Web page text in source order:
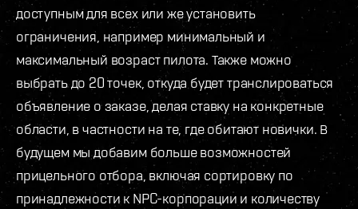
доступным для всех или же установить
ограничения, например минимальный и
максимальный возраст пилота. Также можно
выбрать до 20 точек, откуда будет транслироваться
объявление о заказе, делая ставку на конкретные
области, в частности на те, где обитают новички. В
будущем мы добавим больше возможностей
прицельного отбора, включая сортировку по
принадлежности к NPC-корпорации и количеству